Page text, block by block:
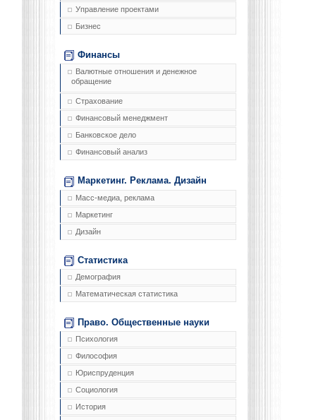
Управление проектами
Бизнес
Финансы
Валютные отношения и денежное
обращение
Страхование
Финансовый менеджмент
Банковское дело
Финансовый анализ
Маркетинг. Реклама. Дизайн
Масс-медиа, реклама
Маркетинг
Дизайн
Статистика
Демография
Математическая статистика
Право. Общественные науки
Психология
Философия
Юриспруденция
Социология
История